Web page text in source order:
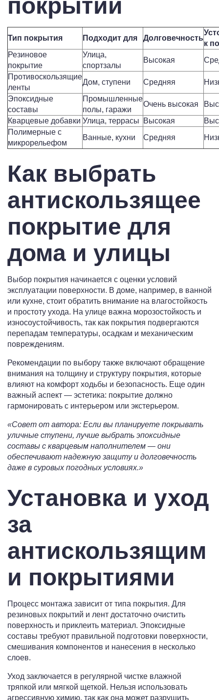
покрытий
Тип покрытия Подходит для Долговечность
к
Резиновое
покрытие
Улица,
спортзалы
Высокая
Противоскользящие
ленты
Дом, ступени Средняя
Эпоксидные
составы
Промышленные
полы, гаражи
Очень высокая
Кварцевые добавки Улица, террасы Высокая
Полимерные с
микрорельефом
Ванные, кухни Средняя
Как выбрать
антискользящее
покрытие для
дома и улицы
Выбор покрытия начинается с оценки условий
эксплуатации поверхности. В доме, например, в ванной
или кухне, стоит обратить внимание на влагостойкость
и простоту ухода. На улице важна морозостойкость и
износоустойчивость, так как покрытия подвергаются
перепадам температуры, осадкам и механическим
повреждениям.
Рекомендации по выбору также включают обращение
внимания на толщину и структуру покрытия, которые
влияют на комфорт ходьбы и безопасность. Еще один
важный аспект — эстетика: покрытие должно
гармонировать с интерьером или экстерьером.
«Совет от автора: Если вы планируете покрывать
уличные ступени, лучше выбрать эпоксидные
составы с кварцевым наполнителем — они
обеспечивают надежную защиту и долговечность
даже в суровых погодных условиях.»
Установка и уход
за
антискользящим
и покрытиями
Процесс монтажа зависит от типа покрытия. Для
резиновых покрытий и лент достаточно очистить
поверхность и приклеить материал. Эпоксидные
составы требуют правильной подготовки поверхности,
смешивания компонентов и нанесения в несколько
слоев.
Уход заключается в регулярной чистке влажной
тряпкой или мягкой щеткой. Нельзя использовать
агрессивную химию, так как она может разрушить